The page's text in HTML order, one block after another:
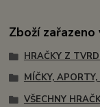
Zboží
HRAČKY Z
MÍČKY,
VŠECHNY